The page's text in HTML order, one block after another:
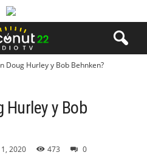
Doug Hurley y Bob Behnken?
Hurley y Bob
2020 473 0